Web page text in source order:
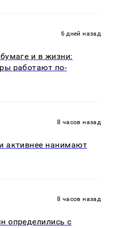
6 дней назад
и в жизни:
работают по-
8 часов назад
активнее нанимают
8 часов назад
определились с